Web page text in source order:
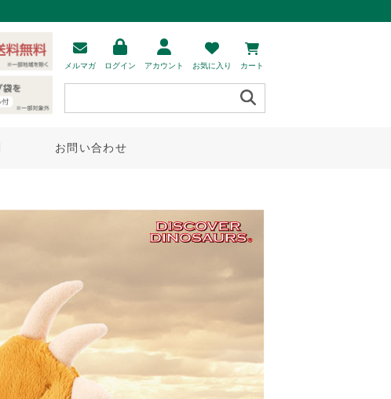
メルマガ ログイン アカウント お気に入り カート
お問い合わせ